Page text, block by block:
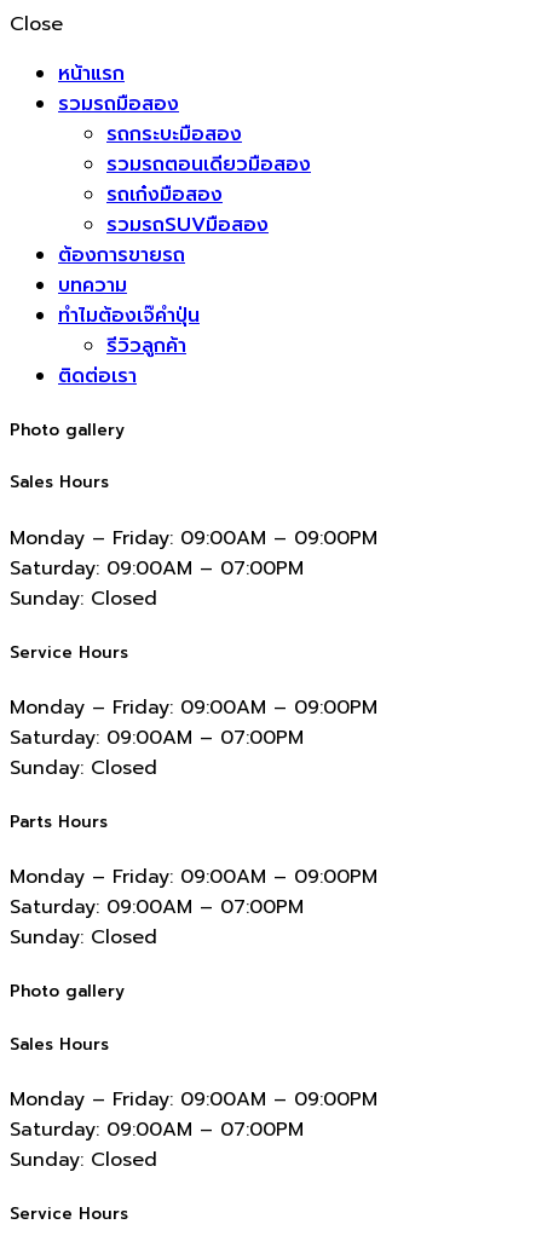
Close
หน้าแรก
รวมรถมือสอง
รถกระบะมือสอง
รวมรถตอนเดียวมือสอง
รถเก๋งมือสอง
รวมรถSUVมือสอง
ต้องการขายรถ
บทความ
ทำไมต้องเจ๊คำปุ่น
รีวิวลูกค้า
ติดต่อเรา
Photo gallery
Sales Hours
Monday – Friday: 09:00AM – 09:00PM
Saturday: 09:00AM – 07:00PM
Sunday: Closed
Service Hours
Monday – Friday: 09:00AM – 09:00PM
Saturday: 09:00AM – 07:00PM
Sunday: Closed
Parts Hours
Monday – Friday: 09:00AM – 09:00PM
Saturday: 09:00AM – 07:00PM
Sunday: Closed
Photo gallery
Sales Hours
Monday – Friday: 09:00AM – 09:00PM
Saturday: 09:00AM – 07:00PM
Sunday: Closed
Service Hours